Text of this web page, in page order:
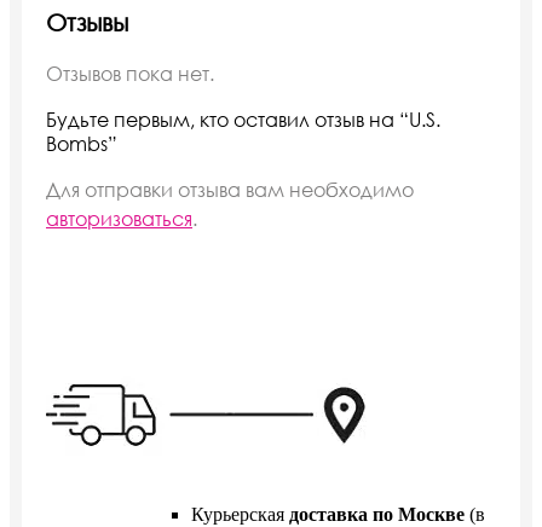
Отзывы
Отзывов пока нет.
Будьте первым, кто оставил отзыв на “U.S.
Bombs”
Для отправки отзыва вам необходимо
авторизоваться.
Курьерская доставка по Москве (в